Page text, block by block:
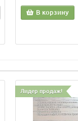
В корзину
Лидер продаж!